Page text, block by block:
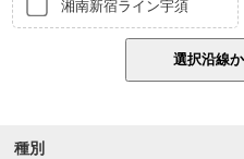
湘南新宿ライン宇須
種別